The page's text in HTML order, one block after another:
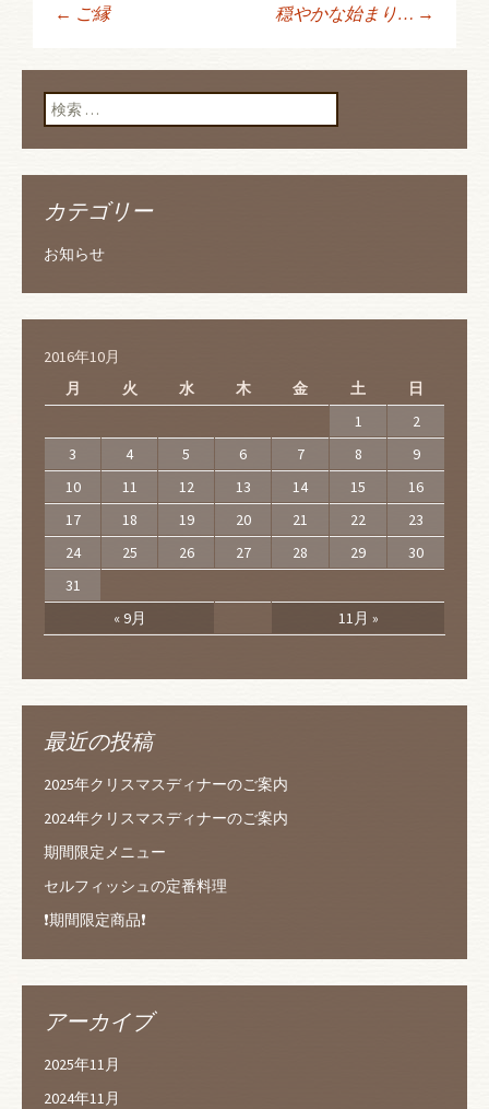
ン
← ご縁 穏やかな始まり… →
検索:
カテゴリー
お知らせ
2016年10月
月
火 水 木 金 土 日
« 9月 11月 »
1
2
3
4 5 6 7 8
9
10
11 12 13 14 15
16
17
18 19 20 21 22
23
24
25 26 27 28 29
30
31
最近の投稿
2025年クリスマスディナーのご案内
2024年クリスマスディナーのご案内
期間限定メニュー
セルフィッシュの定番料理
❗️期間限定商品❗️
アーカイブ
2025年11月
2024年11月